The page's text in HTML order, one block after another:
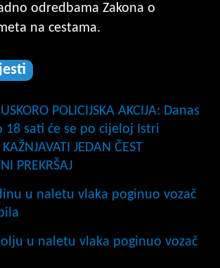
odredbama Zakona o
na cestama.
POLICIJSKA AKCIJA: Danas
18 sati će se po cijeloj Istri
JEDAN ČEST
PREKRŠAJ
u naletu vlaka poginuo vozač
u naletu vlaka poginuo vozač